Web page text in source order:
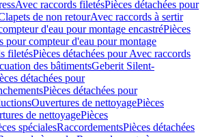
Avec raccords filetésPièces détachées pour
de non retourAvec raccords à sertir
d'eau pour montage encastréPièces
pour compteur d'eau pour montage
filetésPièces détachées pour Avec raccords
des bâtimentsGeberit Silent-
détachées pour
Pièces détachées pour
Ouvertures de nettoyagePièces
de nettoyagePièces
spécialesRaccordementsPièces détachées